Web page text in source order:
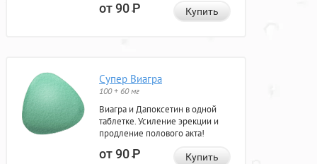
от 90Р Купить
Супер Виагра
100 + 60 мг
Виагра и Дапоксетин в одной
таблетке. Усиление эрекции и
продление полового акта!
от 90Р Купить